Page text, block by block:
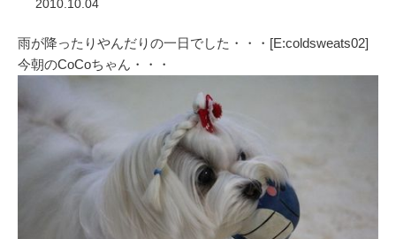
2010.10.04
雨が降ったりやんだりの一日でした・・・[E:coldsweats02]
今朝のCoCoちゃん・・・